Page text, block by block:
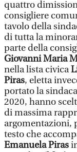
quattro
consigliere
tavolo della
di tutta la
parte della
Giovanni Maria
nella lista civica
Piras, eletta
portato la
2020, hanno
di massima
argomentazioni,
testo che
Emanuela Piras